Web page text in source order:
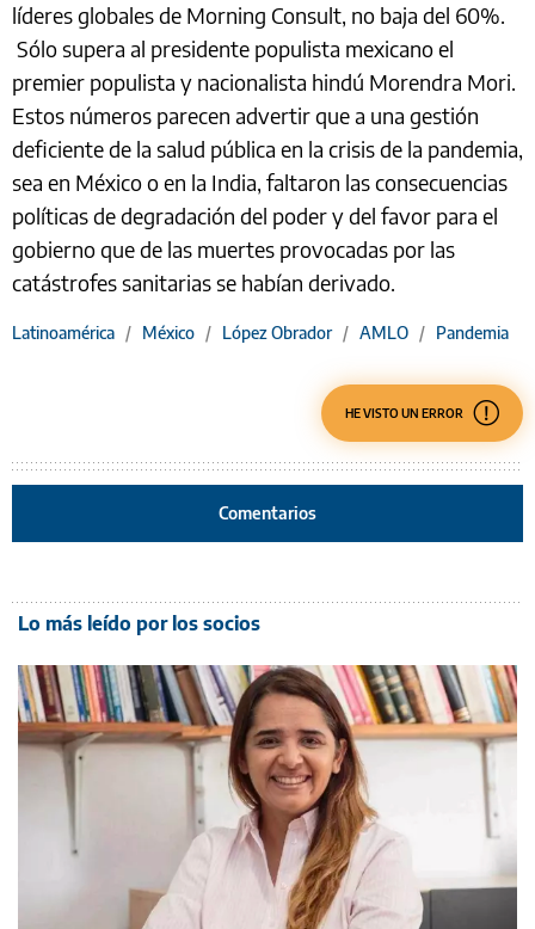
líderes globales de Morning Consult, no baja del 60%.
Sólo supera al presidente populista mexicano el
premier populista y nacionalista hindú Morendra Mori.
Estos números parecen advertir que a una gestión
deficiente de la salud pública en la crisis de la pandemia,
sea en México o en la India, faltaron las consecuencias
políticas de degradación del poder y del favor para el
gobierno que de las muertes provocadas por las
catástrofes sanitarias se habían derivado.
Latinoamérica / México / López Obrador / AMLO / Pandemia
HE VISTO UN ERROR
Comentarios
Lo más leído por los socios